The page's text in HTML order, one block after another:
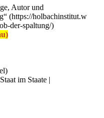
Autor und
im Staate |